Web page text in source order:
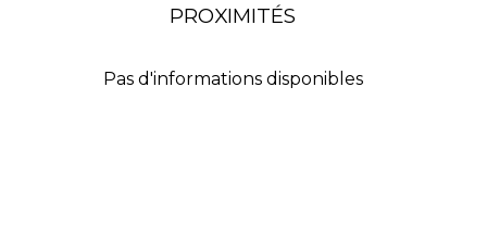
PROXIMITÉS
Pas d'informations disponibles